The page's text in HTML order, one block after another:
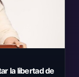
la libertad de